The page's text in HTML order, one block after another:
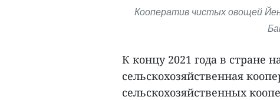
Кооператив чистых овощей
К концу 2021 года в стране
сельскохозяйственная
сельскохозяйственных